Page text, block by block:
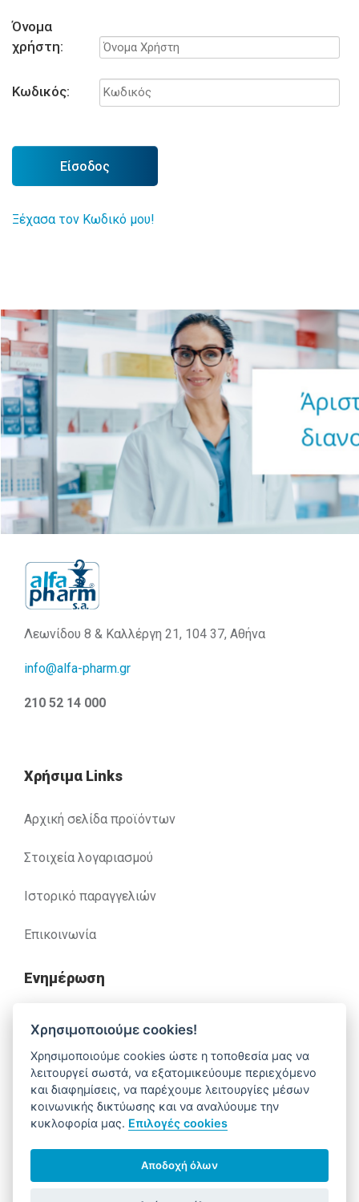
Όνομα
χρήστη:
Κωδικός:
Είσοδος
Ξέχασα τον Κωδικό μου!
Λεωνίδου 8 & Καλλέργη 21, 104 37, Αθήνα
info@alfa-pharm.gr
210 52 14 000
Χρήσιμα Links
Αρχική σελίδα προϊόντων
Στοιχεία λογαριασμού
Ιστορικό παραγγελιών
Επικοινωνία
Ενημέρωση
Ανακλήσεις
Βοήθεια
Έχετε απορίες. Χρειάζεστε βοήθεια;
210 52 14 037 support@alfa-pharm.gr
Χρησιμοποιούμε cookies!
Χρησιμοποιούμε cookies ώστε η τοποθεσία μας να
λειτουργεί σωστά, να εξατομικεύουμε περιεχόμενο
και διαφημίσεις, να παρέχουμε λειτουργίες μέσων
κοινωνικής δικτύωσης και να αναλύουμε την
κυκλοφορία μας. Επιλογές cookies
Αποδοχή όλων